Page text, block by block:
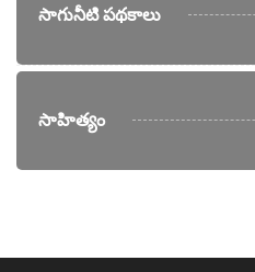
సాగునీటి పథకాలు
సాహిత్యం